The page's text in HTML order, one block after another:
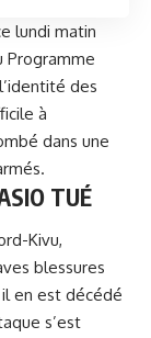
lundi matin
Programme
des
à
dans une
TUÉ
Kivu,
blessures
en est décédé
s’est